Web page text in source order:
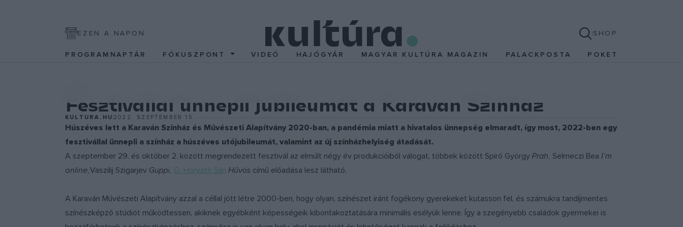
EZEN A NAPON SHOP
PROGRAMNAPTÁR FÓKUSZPONT VIDEÓ HAJÓGYÁR MAGYAR KULTÚRA MAGAZIN PALACKPOSTA POKET
Fesztivállal ünnepli jubileumát a Karaván Színház
KULTURA.HU 2022. SZEPTEMBER 15.
Húszéves lett a Karaván Színház és Művészeti Alapítvány 2020-ban, a pandémia miatt a hivatalos ünnepség elmaradt, így most, 2022-ben egy
fesztivállal ünnepli a színház a húszéves utójubileumát, valamint az új színházhelyiség átadását.
A szeptember 29. és október 2. között megrendezett fesztivál az elmúlt négy év produkcióiból válogat, többek között Spiró György Prah, Selmeczi Bea I’m
online,Vaszilij Szigarjev Guppi, O. Horváth Sári Hűvös című előadása lesz látható.
A Karaván Művészeti Alapítvány azzal a céllal jött létre 2000-ben, hogy olyan, színészet iránt fogékony gyerekeket kutasson fel, és számukra tandíjmentes
színészképző stúdiót működtessen, akiknek egyébként képességeik kibontakoztatására minimális esélyük lenne. Így a szegényebb családok gyermekei is